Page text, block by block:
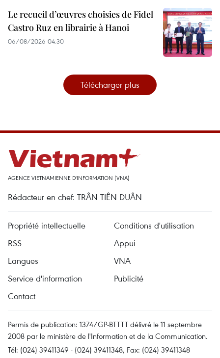
Le recueil d’œuvres choisies de Fidel
Castro Ruz en librairie à Hanoi
06/08/2026 04:30
Télécharger plus
AGENCE VIETNAMIENNE D'INFORMATION (VNA)
Rédacteur en chef: TRÂN TIÊN DUÂN
Propriété intellectuelle
Conditions d'utilisation
RSS
Appui
Langues
VNA
Service d'information
Publicité
Contact
Permis de publication: 1374/GP-BTTTT délivré le 11 septembre
2008 par le ministère de l'Information et de la Communication.
Tél: (024) 39411349 - (024) 39411348, Fax: (024) 39411348